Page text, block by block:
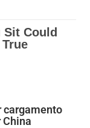
cargamento
China